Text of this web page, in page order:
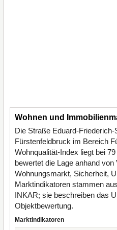
Wohnen und
Die Straße Eduard-Friederich-
Fürstenfeldbruck im Bereich
Wohnqualität-Index liegt bei
bewertet die Lage anhand
Wohnungsmarkt, Sicherheit,
Marktindikatoren stammen
INKAR; sie beschreiben das
Objektbewertung.
Marktindikatoren